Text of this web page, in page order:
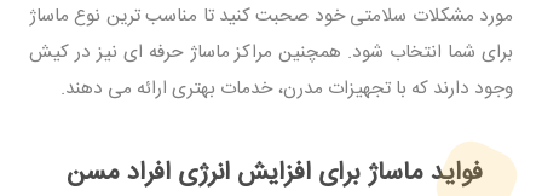
مورد مشکلات سلامتی خود صحبت کنید تا مناسب ترین نوع ماساژ
برای شما انتخاب شود. همچنین مراکز ماساژ حرفه ای نیز در کیش
وجود دارند که با تجهیزات مدرن، خدمات بهتری ارائه می دهند.
فواید ماساژ برای افزایش انرژی افراد مسن